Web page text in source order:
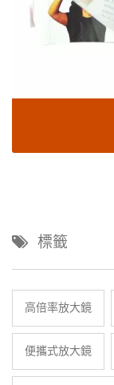
標籤
高倍率放大鏡
便攜式放大鏡